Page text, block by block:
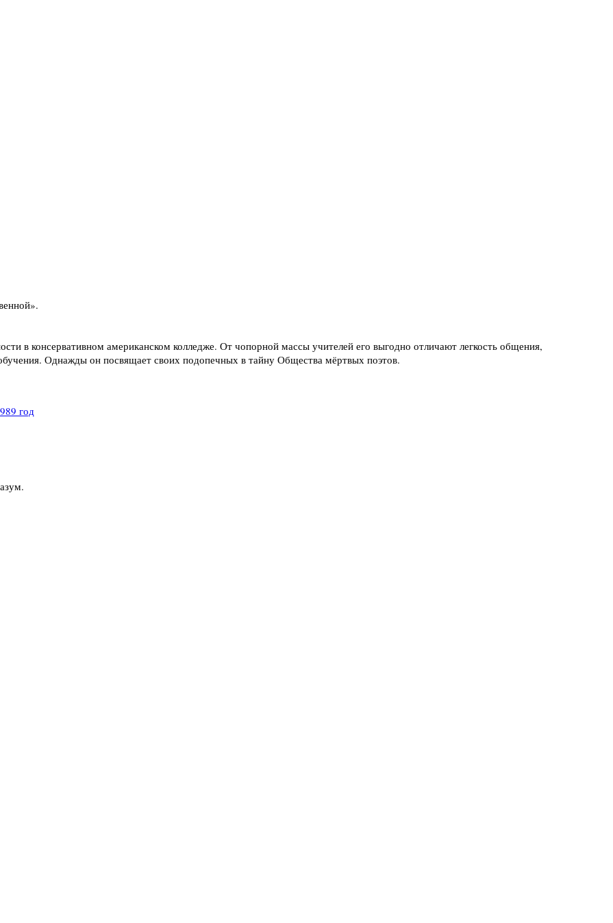
в консервативном американском колледже. От чопорной массы учителей его выгодно отличают легкость общения,
Однажды он посвящает своих подопечных в тайну Общества мёртвых поэтов.
год